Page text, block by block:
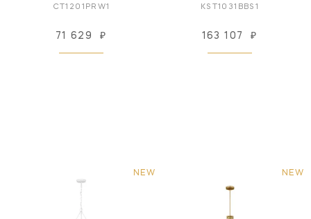
CT1201PRW1
71 629 ₽
KST1031BBS1
163 107 ₽
NEW NEW